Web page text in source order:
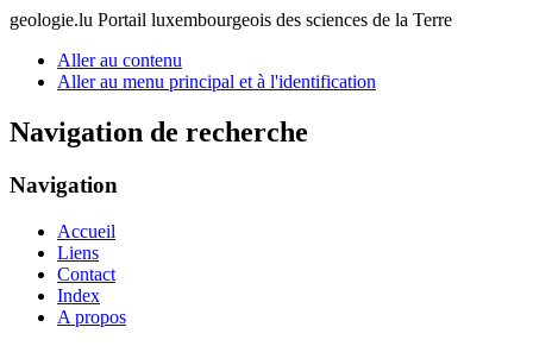
geologie.lu Portail luxembourgeois des sciences de la Terre
Aller au contenu
Aller au menu principal et à l'identification
Navigation de recherche
Navigation
Accueil
Liens
Contact
Index
A propos